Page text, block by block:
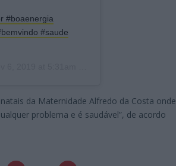
#boaenergia
#saude
da Maternidade Alfredo da Costa onde
problema e é saudável”, de acordo